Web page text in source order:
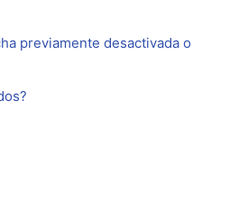
previamente desactivada o